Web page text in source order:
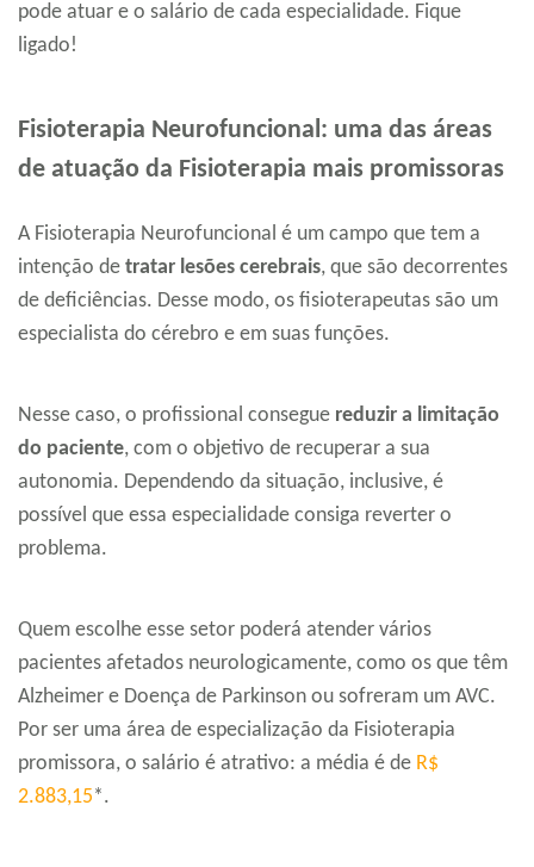
pode atuar e o salário de cada especialidade. Fique
ligado!
Fisioterapia Neurofuncional: uma das áreas
de atuação da Fisioterapia mais promissoras
A Fisioterapia Neurofuncional é um campo que tem a
intenção de tratar lesões cerebrais, que são decorrentes
de deficiências. Desse modo, os fisioterapeutas são um
especialista do cérebro e em suas funções.
Nesse caso, o profissional consegue reduzir a limitação
do paciente, com o objetivo de recuperar a sua
autonomia. Dependendo da situação, inclusive, é
possível que essa especialidade consiga reverter o
problema.
Quem escolhe esse setor poderá atender vários
pacientes afetados neurologicamente, como os que têm
Alzheimer e Doença de Parkinson ou sofreram um AVC.
Por ser uma área de especialização da Fisioterapia
promissora, o salário é atrativo: a média é de R$
2.883,15*.